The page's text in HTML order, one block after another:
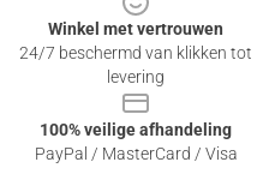
Winkel met vertrouwen
24/7 beschermd van klikken tot
levering
100% veilige afhandeling
PayPal / MasterCard / Visa